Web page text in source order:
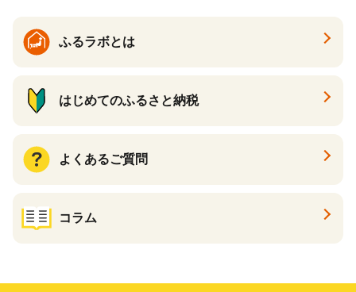
ふるラボとは
はじめてのふるさと納税
よくあるご質問
コラム